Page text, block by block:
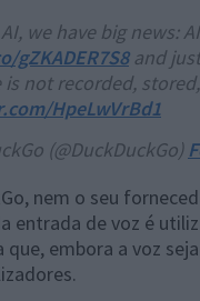
we have big news:
gZKADER7S8and
is not recorded,
HpeLwVrBd1
(@DuckDuckGo)
nem o seu
entrada de voz é
que, embora a voz